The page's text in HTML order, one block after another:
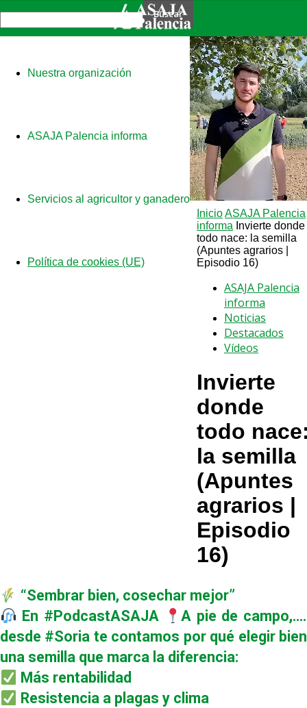
Nuestra organización
ASAJA Palencia informa
Servicios al agricultor y ganadero
Política de cookies (UE)
InicioASAJA Palencia
informa Invierte donde
todo nace: la semilla
(Apuntes agrarios |
Episodio 16)
ASAJA Palencia
informa
Noticias
Destacados
Vídeos
Invierte
donde
todo
la semilla
(Apuntes
agrarios |
Episodio
16)
“Sembrar bien, cosechar mejor”
En #PodcastASAJA
A pie de campo,….
desde #Soria te contamos por qué elegir bien
una semilla que marca la diferencia:
Más rentabilidad
Resistencia a plagas y clima